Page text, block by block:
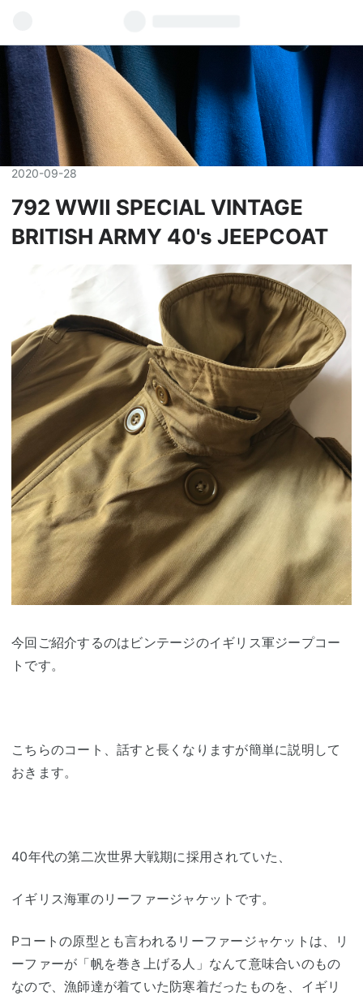
2020-09-28
792 WWⅡ SPECIAL VINTAGE
BRITISH ARMY 40's JEEPCOAT
今回ご紹介するのはビンテージのイギリス軍ジープコー
トです。
こちらのコート、話すと長くなりますが簡単に説明して
おきます。
40年代の第二次世界大戦期に採用されていた、
イギリス海軍のリーファージャケットです。
Pコートの原型とも言われるリーファージャケットは、リ
ーファーが「帆を巻き上げる人」なんて意味合いのもの
なので、漁師達が着ていた防寒着だったものを、イギリ